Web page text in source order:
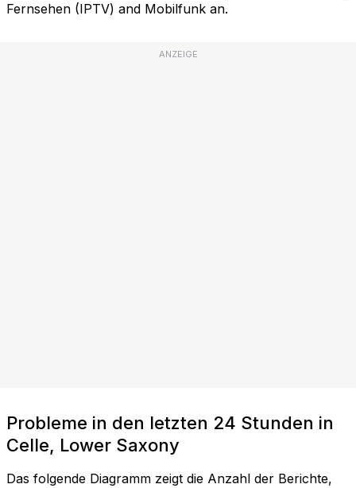
Fernsehen (IPTV) and Mobilfunk an.
ANZEIGE
Probleme in den letzten 24 Stunden in
Celle, Lower Saxony
Das folgende Diagramm zeigt die Anzahl der Berichte,